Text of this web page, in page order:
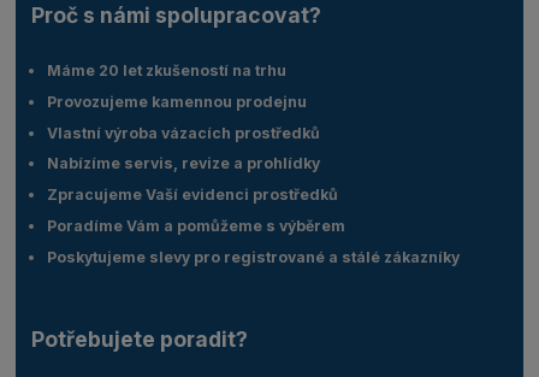
Proč s námi spolupracovat?
Máme 20 let zkušeností na trhu
Provozujeme kamennou prodejnu
Vlastní výroba vázacích prostředků
Nabízíme servis, revize a prohlídky
Zpracujeme Vaší evidenci prostředků
Poradíme Vám a pomůžeme s výběrem
Poskytujeme slevy pro registrované a stálé zákazníky
Potřebujete poradit?